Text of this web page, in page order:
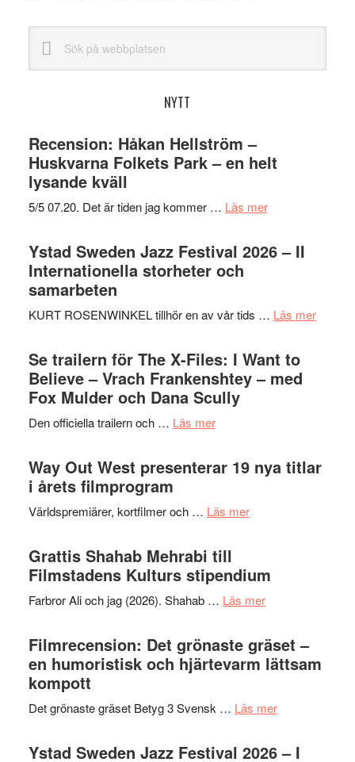
webbplatsen
NYTT
Recension: Håkan Hellström –
Huskvarna Folkets Park – en helt
lysande kväll
5/5 07.20. Det är tiden jag kommer … Läs merom
Håkan
Hellström
Folkets
–
en
Ystad Sweden Jazz Festival 2026 – II
Internationella storheter och
samarbeten
KURT ROSENWINKEL tillhör en av vår tids … Läs merom
Se trailern för The X-Files: I Want to
Believe – Vrach Frankenshtey – med
Fox Mulder och Dana Scully
Den officiella trailern och … Läs merom
trailern
för
X-
I
Want
to
Believe
Vrach
Frankenshtey
med
Mulder
Way Out West presenterar 19 nya titlar
i årets filmprogram
Världspremiärer, kortfilmer och … Läs merom
presenterar
19
titlar
i
Grattis Shahab Mehrabi till
Filmstadens Kulturs stipendium
Farbror Ali och jag (2026). Shahab … Läs merom
Shahab
Mehrabi
till
Kulturs
Filmrecension: Det grönaste gräset –
en humoristisk och hjärtevarm lättsam
kompott
Det grönaste gräset Betyg 3 Svensk … Läs merom
Det
Ystad Sweden Jazz Festival 2026 – I